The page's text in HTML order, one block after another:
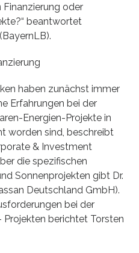
Finanzierung oder
beantwortet
haben zunächst immer
Erfahrungen bei der
Energien-Projekte in
worden sind, beschreibt
& Investment
die spezifischen
Sonnenprojekten gibt Dr.
Deutschland GmbH).
bei der
berichtet Torsten